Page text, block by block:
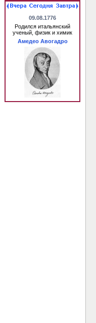
09.08.1776
Родился итальянский
ученый, физик и химик
Амедео Авогадро